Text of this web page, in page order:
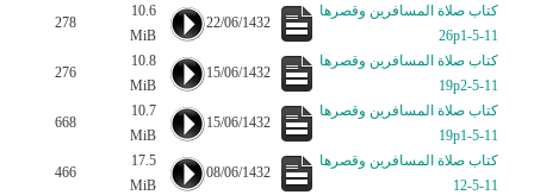
كتاب صلاة المسافرين وقصرها
11-5-26p1
22/06/1432
10.6
MiB
278
كتاب صلاة المسافرين وقصرها
11-5-19p2
15/06/1432
10.8
MiB
276
كتاب صلاة المسافرين وقصرها
11-5-19p1
15/06/1432
10.7
MiB
668
كتاب صلاة المسافرين وقصرها
11-5-12
08/06/1432
17.5
MiB
466